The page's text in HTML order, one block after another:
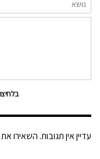
עדיין אין תגובות. השאירו